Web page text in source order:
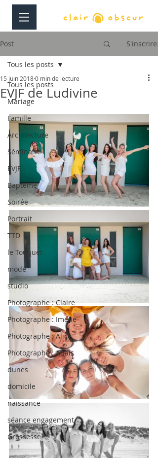
Post S'inscrire
Tous les posts
Mariage
Famille
Architecture
Séminaire
EVJF
Bapteme
Soirée
Portrait
TTD
le Touquet
mode
studio
Photographe : Claire
Photographe : Imene
Photographe : Alice
Photographe : Anais
dunes
domicile
naissance
séance engagement
Grossesse
Tous les posts
EVJF de Ludivine
15 juin 20180 min de lecture